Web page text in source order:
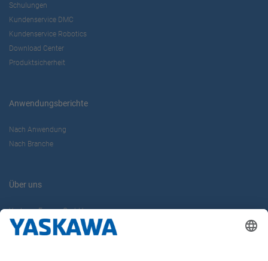
Schulungen
Kundenservice DMC
Kundenservice Robotics
Download Center
Produktsicherheit
Anwendungsberichte
Nach Anwendung
Nach Branche
Über uns
Yaskawa Europe GmbH
Karriere